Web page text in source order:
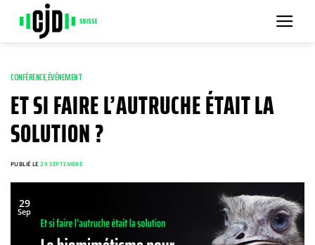
contenu
CONFÉRENCE,ÉVÉNEMENT
ET SI FAIRE L’AUTRUCHE ÉTAIT LA
SOLUTION ?
PUBLIÉ LE29 SEPTEMBRE
29
Sep